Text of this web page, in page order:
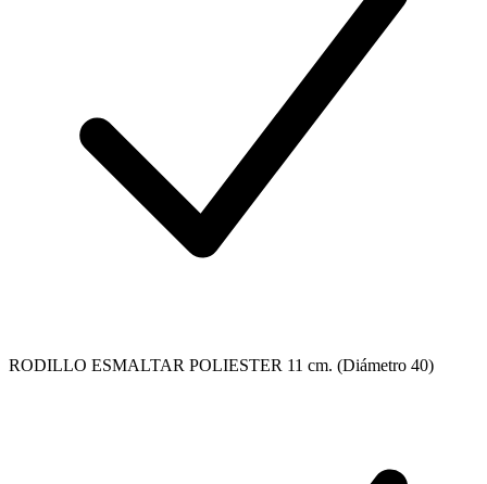
RODILLO ESMALTAR POLIESTER 11 cm. (Diámetro 40)